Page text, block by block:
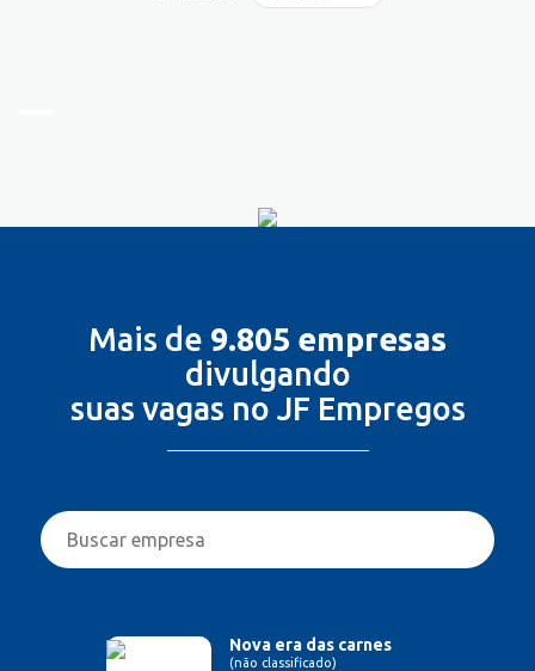
Mais de 9.805 empresas
divulgando
suas vagas no JF Empregos
Nova era das carnes
(não classificado)